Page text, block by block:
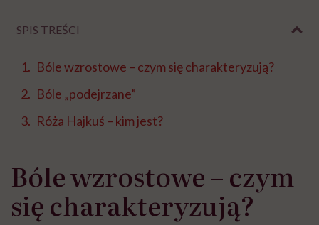
SPIS TREŚCI
Bóle wzrostowe – czym się charakteryzują?
Bóle „podejrzane”
Róża Hajkuś – kim jest?
Bóle wzrostowe – czym
się charakteryzują?